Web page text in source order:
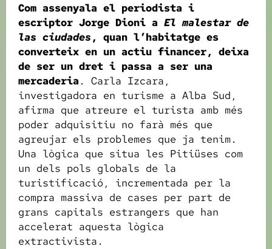
Com assenyala el periodista i
escriptor Jorge Dioni a El malestar de
las ciudades, quan l’habitatge es
converteix en un actiu financer, deixa
de ser un dret i passa a ser una
mercaderia . Carla Izcara,
investigadora en turisme a Alba Sud,
afirma que atreure el turista amb més
poder adquisitiu no farà més que
agreujar els problemes que ja tenim.
Una lògica que situa les Pitiüses com
un dels pols globals de la
turistificació, incrementada per la
compra massiva de cases per part de
grans capitals estrangers que han
accelerat aquesta lògica
extractivista.